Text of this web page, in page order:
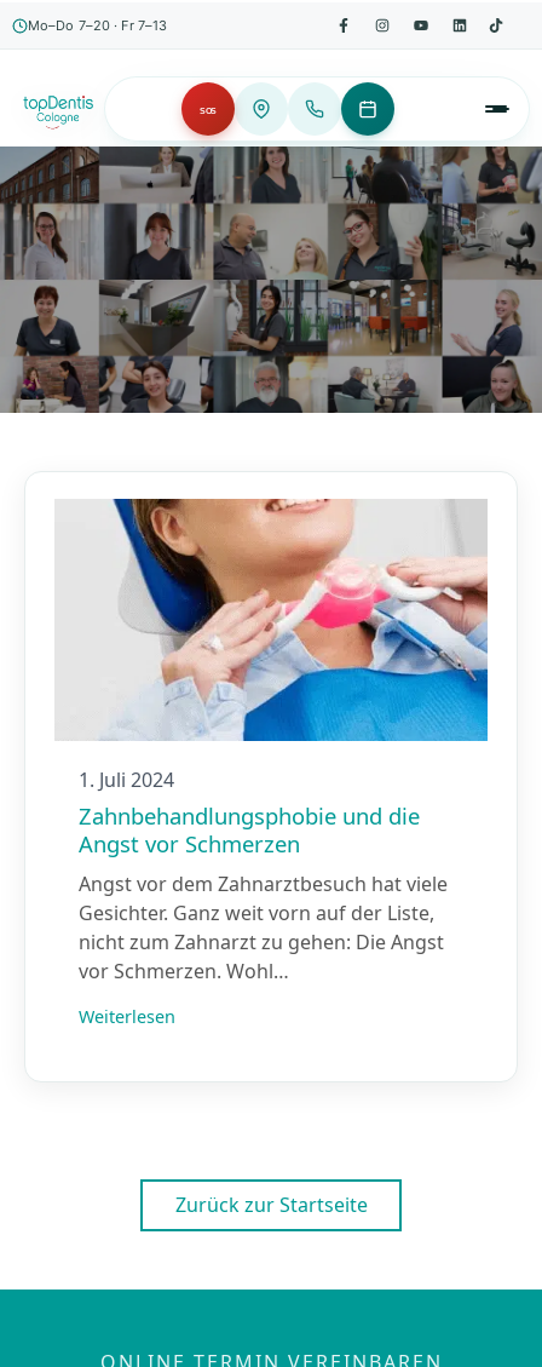
Mo–Do 7–20 · Fr 7–13
SOS
Unser Blog
1. Juli 2024
Zahnbehandlungsphobie und die
Angst vor Schmerzen
Angst vor dem Zahnarztbesuch hat viele
Gesichter. Ganz weit vorn auf der Liste,
nicht zum Zahnarzt zu gehen: Die Angst
vor Schmerzen. Wohl…
Weiterlesen
Zurück zur Startseite